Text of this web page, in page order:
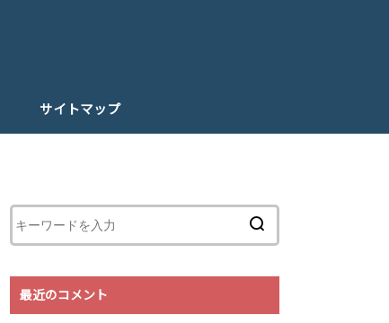
サイトマップ
最近のコメント